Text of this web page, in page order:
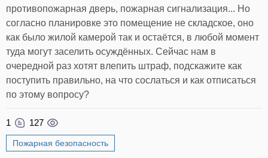
противопожарная дверь, пожарная сигнализация... Но
согласно планировке это помещение не складское, оно
как было жилой камерой так и остаётся, в любой момент
туда могут заселить осуждённых. Сейчас нам в
очередной раз хотят влепить штраф, подскажите как
поступить правильно, на что сослаться и как отписаться
по этому вопросу?
1 127
Пожарная безопасность